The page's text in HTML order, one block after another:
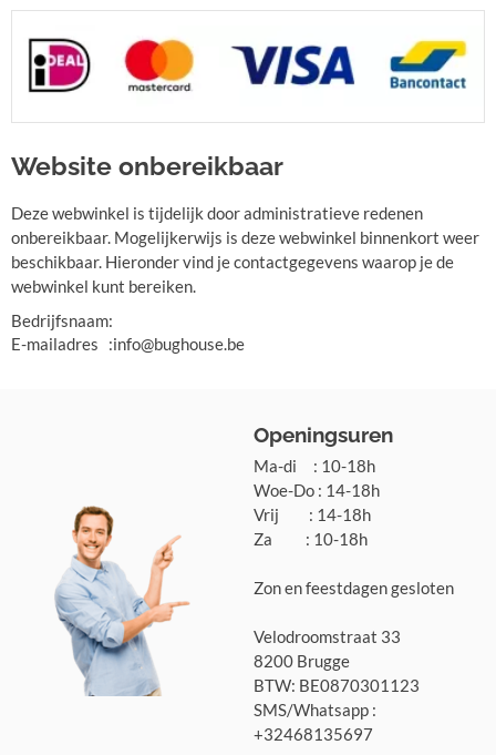
Website onbereikbaar
Deze webwinkel is tijdelijk door administratieve redenen
onbereikbaar. Mogelijkerwijs is deze webwinkel binnenkort weer
beschikbaar. Hieronder vind je contactgegevens waarop je de
webwinkel kunt bereiken.
Bedrijfsnaam:
E-mailadres
:info@bughouse.be
Openingsuren
Ma-di : 10-18h
Woe-Do : 14-18h
Vrij : 14-18h
Za : 10-18h
Zon en feestdagen gesloten
Velodroomstraat 33
8200 Brugge
BTW: BE0870301123
SMS/Whatsapp :
+32468135697